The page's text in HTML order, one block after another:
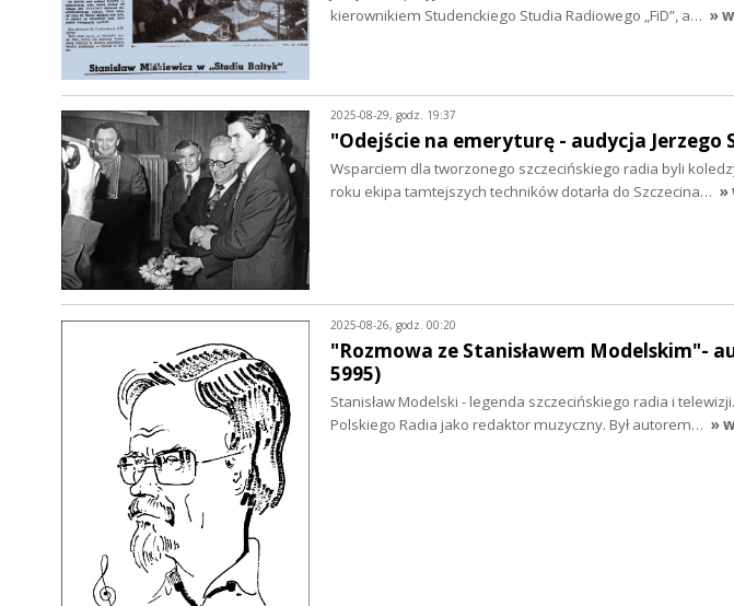
kierownikiem Studenckiego Studia Radiowego „FiD”, a… »
2025-08-29, godz. 19:37
"Odejście na emeryturę - audycja Jerzego
Wsparciem dla tworzonego szczecińskiego radia byli
roku ekipa tamtejszych techników dotarła do Szczecina… »
2025-08-26, godz. 00:20
"Rozmowa ze Stanisławem Modelskim"-
5995)
Stanisław Modelski - legenda szczecińskiego radia i
Polskiego Radia jako redaktor muzyczny. Był autorem… »